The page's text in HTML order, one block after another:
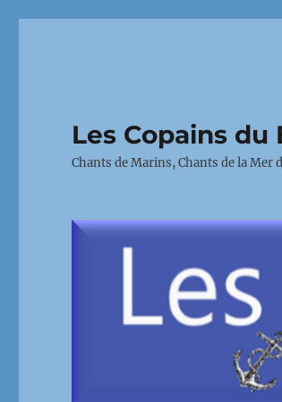
Les Copains du
Chants de Marins, Chants de la Mer